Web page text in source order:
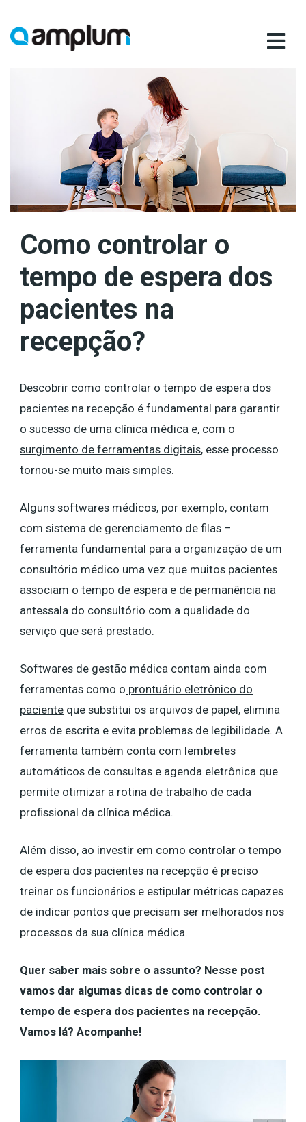
para
Como controlar o
tempo de espera dos
pacientes na
recepção?
Descobrir como controlar o tempo de espera dos
pacientes na recepção é fundamental para garantir
o sucesso de uma clínica médica e, com o
surgimento de ferramentas digitais, esse processo
tornou-se muito mais simples.
Alguns softwares médicos, por exemplo, contam
com sistema de gerenciamento de filas –
ferramenta fundamental para a organização de um
consultório médico uma vez que muitos pacientes
associam o tempo de espera e de permanência na
antessala do consultório com a qualidade do
serviço que será prestado.
Softwares de gestão médica contam ainda com
ferramentas como o prontuário eletrônico do
paciente que substitui os arquivos de papel, elimina
erros de escrita e evita problemas de legibilidade. A
ferramenta também conta com lembretes
automáticos de consultas e agenda eletrônica que
permite otimizar a rotina de trabalho de cada
profissional da clínica médica.
Além disso, ao investir em como controlar o tempo
de espera dos pacientes na recepção é preciso
treinar os funcionários e estipular métricas capazes
de indicar pontos que precisam ser melhorados nos
processos da sua clínica médica.
Quer saber mais sobre o assunto? Nesse post
vamos dar algumas dicas de como controlar o
tempo de espera dos pacientes na recepção.
Vamos lá? Acompanhe!